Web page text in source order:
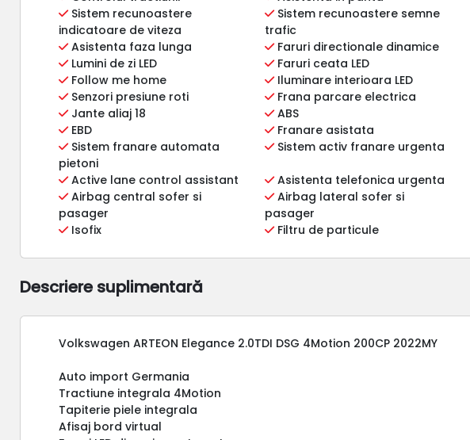
Sistem recunoastere
indicatoare de viteza
Sistem recunoastere semne
trafic
Asistenta faza lunga Faruri directionale dinamice
Lumini de zi LED
Faruri ceata LED
Follow me home
Iluminare interioara LED
Senzori presiune roti
Frana parcare electrica
Jante aliaj 18
ABS
EBD
Franare asistata
Sistem franare automata
pietoni
Sistem activ franare urgenta
Active lane control assistant Asistenta telefonica urgenta
Airbag central sofer si
pasager
Airbag lateral sofer si
pasager
Isofix
Filtru de particule
Descriere suplimentară
Volkswagen ARTEON Elegance 2.0TDI DSG 4Motion 200CP 2022MY
Auto import Germania
Tractiune integrala 4Motion
Tapiterie piele integrala
Afisaj bord virtual